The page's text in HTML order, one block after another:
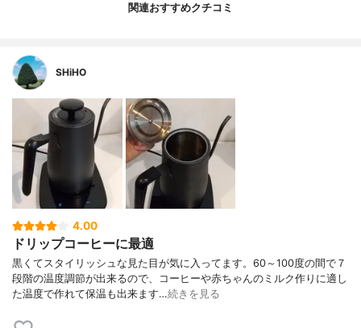
関連おすすめクチコミ
SHiHO
4.00
ドリップコーヒーに最適
黒くてスタイリッシュな見た目が気に入ってます。60～100度の間で７
段階の温度調節が出来るので、コーヒーや赤ちゃんのミルク作りに適し
た温度で作れて保温も出来ます…続きを見る